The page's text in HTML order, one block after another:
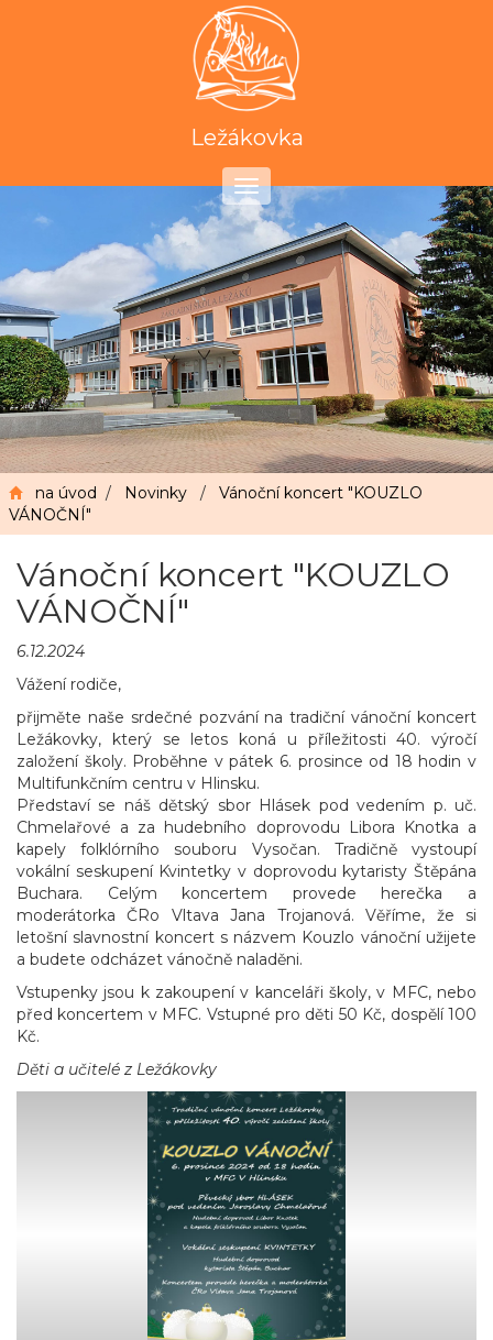
Ležákovka
Toggle
navigation
na úvod / Novinky / Vánoční koncert "KOUZLO
VÁNOČNÍ"
Vánoční koncert "KOUZLO
VÁNOČNÍ"
6.12.2024
Vážení rodiče,
přijměte naše srdečné pozvání na tradiční vánoční koncert
Ležákovky, který se letos koná u příležitosti 40. výročí
založení školy. Proběhne v pátek 6. prosince od 18 hodin v
Multifunkčním centru v Hlinsku.
Představí se náš dětský sbor Hlásek pod vedením p. uč.
Chmelařové a za hudebního doprovodu Libora Knotka a
kapely folklórního souboru Vysočan. Tradičně vystoupí
vokální seskupení Kvintetky v doprovodu kytaristy Štěpána
Buchara. Celým koncertem provede herečka a
moderátorka ČRo Vltava Jana Trojanová. Věříme, že si
letošní slavnostní koncert s názvem Kouzlo vánoční užijete
a budete odcházet vánočně naladěni.
Vstupenky jsou k zakoupení v kanceláři školy, v MFC, nebo
před koncertem v MFC. Vstupné pro děti 50 Kč, dospělí 100
Kč.
Děti a učitelé z Ležákovky